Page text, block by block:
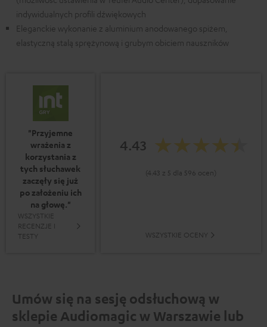
indywidualnych profili dźwiękowych
Eleganckie wykonanie z aluminium anodowanego spiżem,
elastyczną stalą sprężynową i grubym obiciem nauszników
"Przyjemne
wrażenia z
korzystania z
tych słuchawek
zaczęły się już
po założeniu ich
na głowę."
WSZYSTKIE
RECENZJE I
TESTY
4.43
(4.43 z 5 dla 596 ocen)
WSZYSTKIE OCENY
Umów się na sesję odsłuchową w
sklepie Audiomagic w Warszawie lub